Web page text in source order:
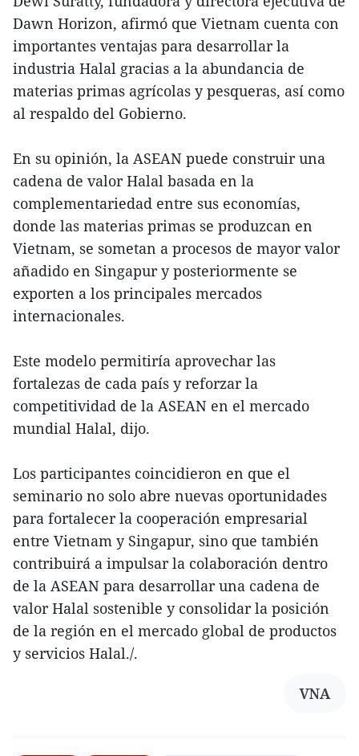
Dawn Horizon, afirmó que Vietnam cuenta con
importantes ventajas para desarrollar la
industria Halal gracias a la abundancia de
materias primas agrícolas y pesqueras, así como
al respaldo del Gobierno.
En su opinión, la ASEAN puede construir una
cadena de valor Halal basada en la
complementariedad entre sus economías,
donde las materias primas se produzcan en
Vietnam, se sometan a procesos de mayor valor
añadido en Singapur y posteriormente se
exporten a los principales mercados
internacionales.
Este modelo permitiría aprovechar las
fortalezas de cada país y reforzar la
competitividad de la ASEAN en el mercado
mundial Halal, dijo.
Los participantes coincidieron en que el
seminario no solo abre nuevas oportunidades
para fortalecer la cooperación empresarial
entre Vietnam y Singapur, sino que también
contribuirá a impulsar la colaboración dentro
de la ASEAN para desarrollar una cadena de
valor Halal sostenible y consolidar la posición
de la región en el mercado global de productos
y servicios Halal./.
VNA